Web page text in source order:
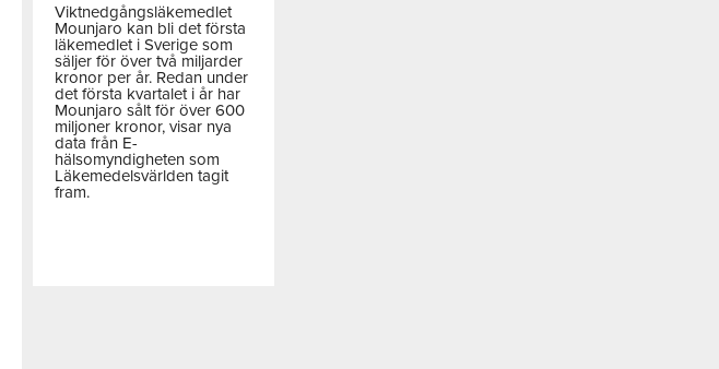
Viktnedgångsläkemedlet
Mounjaro kan bli det första
läkemedlet i Sverige som
säljer för över två miljarder
kronor per år. Redan under
det första kvartalet i år har
Mounjaro sålt för över 600
miljoner kronor, visar nya
data från E-
hälsomyndigheten som
Läkemedelsvärlden tagit
fram.